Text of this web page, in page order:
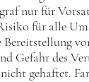
nur für
für alle
Gefahr des
gehaftet.